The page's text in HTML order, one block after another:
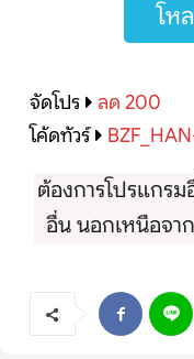
โห
จัดโปร
ลด 200
โค้ดทัวร์
ต้องการโปรแกรม
อื่น นอกเหนือจา